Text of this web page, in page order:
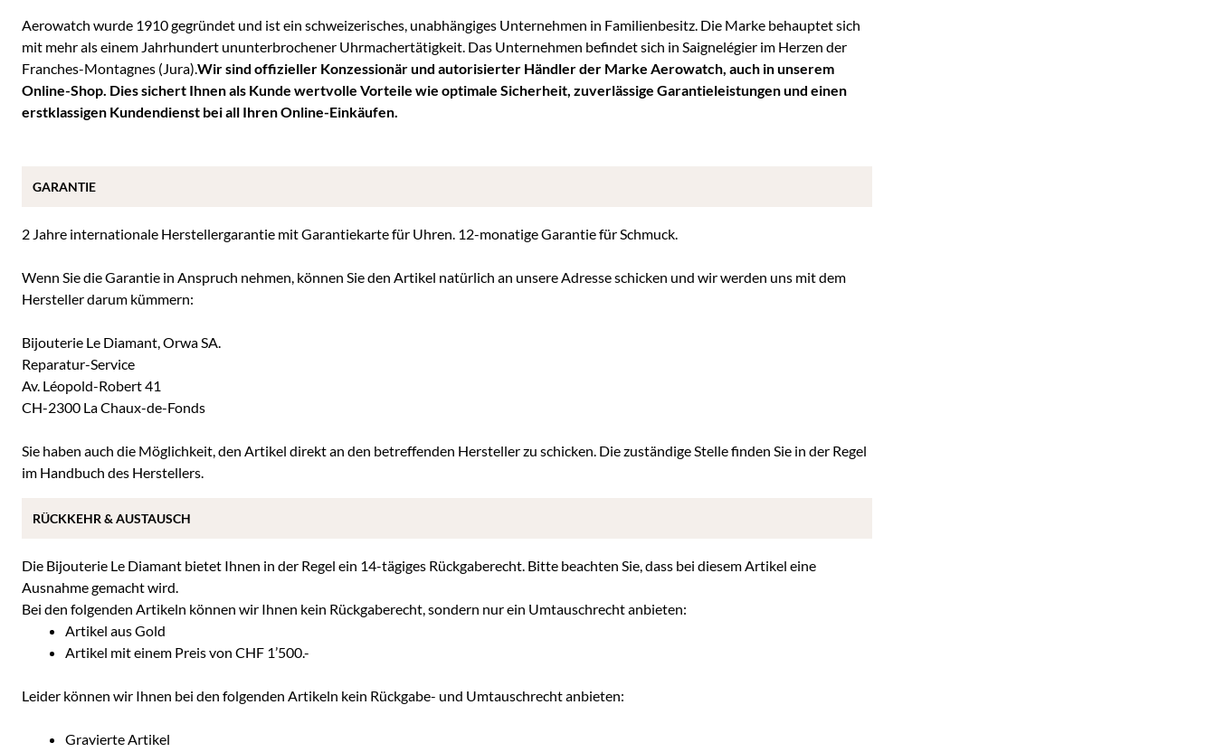
Aerowatch wurde 1910 gegründet und ist ein schweizerisches, unabhängiges Unternehmen in Familienbesitz. Die Marke behauptet sich
mit mehr als einem Jahrhundert ununterbrochener Uhrmachertätigkeit. Das Unternehmen befindet sich in Saignelégier im Herzen der
Franches-Montagnes (Jura). Wir sind offizieller Konzessionär und autorisierter Händler der Marke Aerowatch, auch in unserem
Online-Shop. Dies sichert Ihnen als Kunde wertvolle Vorteile wie optimale Sicherheit, zuverlässige Garantieleistungen und einen
erstklassigen Kundendienst bei all Ihren Online-Einkäufen.
2 Jahre internationale Herstellergarantie mit Garantiekarte für Uhren. 12-monatige Garantie für Schmuck.
Wenn Sie die Garantie in Anspruch nehmen, können Sie den Artikel natürlich an unsere Adresse schicken und wir werden uns mit dem
Hersteller darum kümmern:
Bijouterie Le Diamant, Orwa SA.
Reparatur-Service
Av. Léopold-Robert 41
CH-2300 La Chaux-de-Fonds
Sie haben auch die Möglichkeit, den Artikel direkt an den betreffenden Hersteller zu schicken. Die zuständige Stelle finden Sie in der Regel
im Handbuch des Herstellers.
Die Bijouterie Le Diamant bietet Ihnen in der Regel ein 14-tägiges Rückgaberecht. Bitte beachten Sie, dass bei diesem Artikel eine
Ausnahme gemacht wird.
Bei den folgenden Artikeln können wir Ihnen kein Rückgaberecht, sondern nur ein Umtauschrecht anbieten:
Artikel aus Gold
Artikel mit einem Preis von CHF 1’500.-
Leider können wir Ihnen bei den folgenden Artikeln kein Rückgabe- und Umtauschrecht anbieten:
Gravierte Artikel
GARANTIE
RÜCKKEHR & AUSTAUSCH